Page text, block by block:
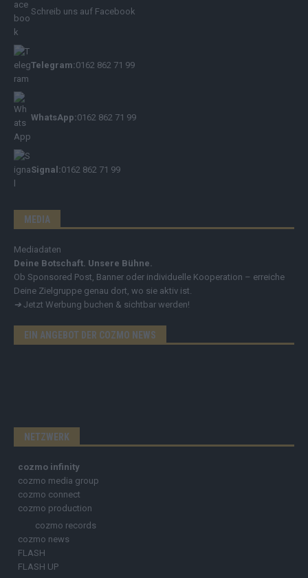
Schreib uns auf Facebook
Telegram:0162 862 71 99
WhatsApp:0162 862 71 99
Signal:0162 862 71 99
MEDIA
Mediadaten
Deine Botschaft. Unsere Bühne.
Ob Sponsored Post, Banner oder individuelle Kooperation – erreiche
Deine Zielgruppe genau dort, wo sie aktiv ist.
➔ Jetzt Werbung buchen & sichtbar werden!
EIN ANGEBOT DER COZMO NEWS
NETZWERK
cozmo infinity
cozmo media group
cozmo connect
cozmo production
cozmo records
cozmo news
FLASH
FLASH UP